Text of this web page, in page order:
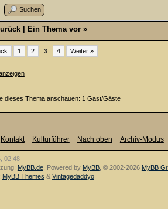
Suchen
Ein Thema vor »
1 2 3 4 Weiter »
dieses Thema anschauen: 1 Gast/Gäste
Kontakt Kulturführer Nach oben Archiv-Modus
02:48
MyBB.de, Powered by MyBB, © 2002-2026 MyBB
MyBB Themes & Vintagedaddyo